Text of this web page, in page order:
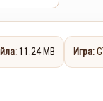
11.24 MB Игра: